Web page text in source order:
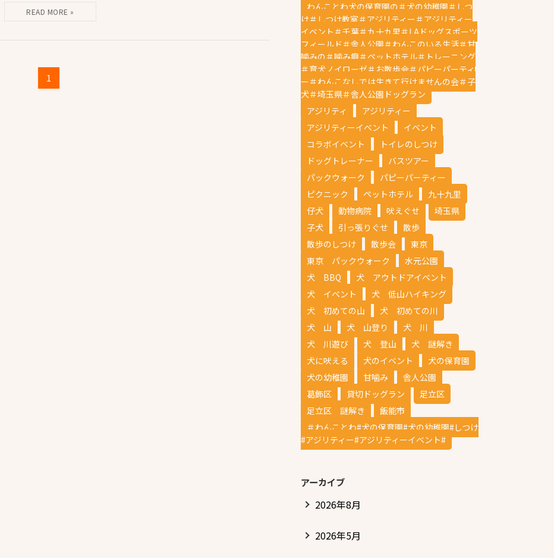
1
わんことわ犬の保育園の＃犬の幼稚園＃しつ
け＃しつけ教室＃アジリティー＃アジリティー
イベント＃千葉＃九十九里＃LAドッグスポーツ
フィールド＃舎人公園＃わんこのいる生活＃甘
噛みの＃噛み癖＃ペットホテル＃トレーニング
＃育犬ノイローゼ＃お散歩会＃パピーパーティ
ー＃わんこなしでは生きて行けませんの会＃子
犬＃埼玉県＃舎人公園ドッグラン
アジリティ
アジリティー
アジリティーイベント
イベント
コラボイベント
トイレのしつけ
ドッグトレーナー
バスツアー
パックウォーク
パピーパーティー
ピクニック
ペットホテル
九十九里
仔犬
動物病院 吠えぐせ
埼玉県
子犬
引っ張りぐせ
散歩
散歩のしつけ
散歩会
東京
東京 パックウォーク
水元公園
犬 BBQ
犬 アウトドアイベント
犬 イベント
犬 低山ハイキング
犬 初めての山
犬 初めての川
犬 山
犬 山登り
犬 川
犬 川遊び
犬 登山
犬 謎解き
犬に吠える
犬のイベント
犬の保育園
犬の幼稚園
甘噛み
舎人公園
葛飾区
貸切ドッグラン
足立区
足立区 謎解き
飯能市
＃わんことわ#犬の保育園#犬の幼稚園#しつけ
#アジリティー#アジリティーイベント#
アーカイブ
2026年8月
2026年5月